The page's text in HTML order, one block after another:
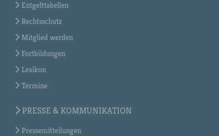
Entgelttabellen
Rechtsschutz
Mitglied werden
Fortbildungen
Lexikon
Termine
PRESSE & KOMMUNIKATION
Pressemitteilungen